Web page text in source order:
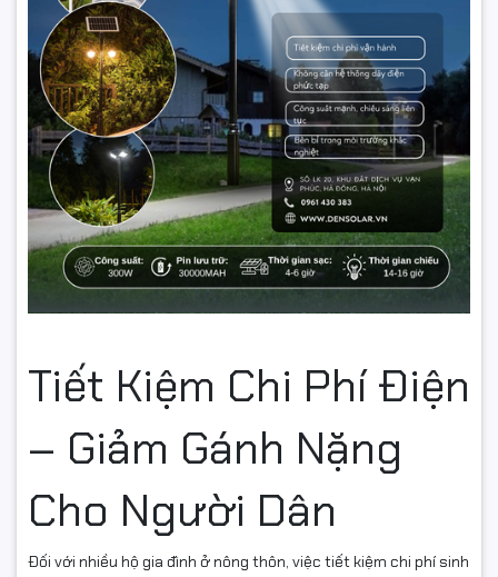
Tiết Kiệm Chi Phí Điện
– Giảm Gánh Nặng
Cho Người Dân
Đối với nhiều hộ gia đình ở nông thôn, việc tiết kiệm chi phí sinh